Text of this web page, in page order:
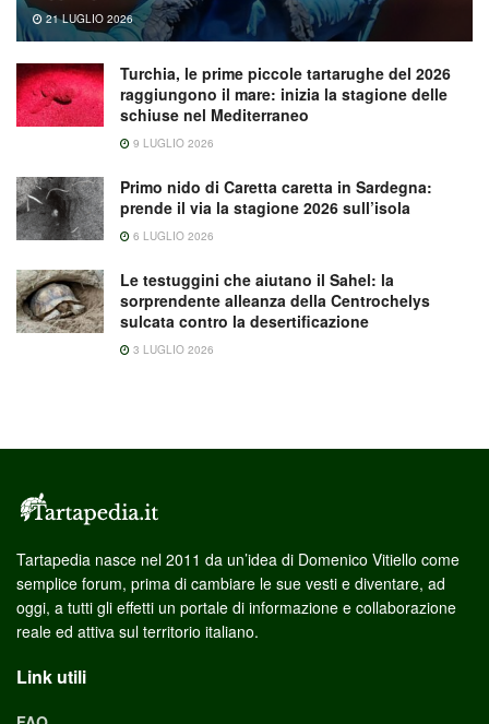
21 LUGLIO 2026
Turchia, le prime piccole tartarughe del 2026
raggiungono il mare: inizia la stagione delle
schiuse nel Mediterraneo
9 LUGLIO 2026
Primo nido di Caretta caretta in Sardegna:
prende il via la stagione 2026 sull’isola
6 LUGLIO 2026
Le testuggini che aiutano il Sahel: la
sorprendente alleanza della Centrochelys
sulcata contro la desertificazione
3 LUGLIO 2026
Tartapedia nasce nel 2011 da un’idea di Domenico Vitiello come
semplice forum, prima di cambiare le sue vesti e diventare, ad
oggi, a tutti gli effetti un portale di informazione e collaborazione
reale ed attiva sul territorio italiano.
Link utili